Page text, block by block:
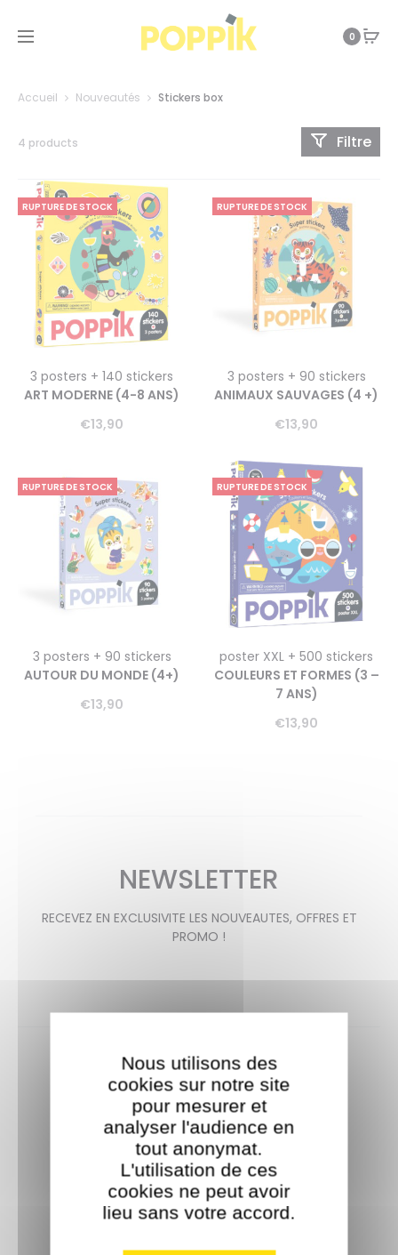
0
Accueil Nouveautés Stickers box
4 products Filtre
RUPTURE DE STOCK
3 posters + 140 stickers
ART MODERNE (4-8 ANS)
€13,90
RUPTURE DE STOCK
3 posters + 90 stickers
ANIMAUX SAUVAGES (4 +)
€13,90
RUPTURE DE STOCK
3 posters + 90 stickers
AUTOUR DU MONDE (4+)
€13,90
RUPTURE DE STOCK
poster XXL + 500 stickers
COULEURS ET FORMES (3 –
7 ANS)
€13,90
NEWSLETTER
RECEVEZ EN EXCLUSIVITE LES NOUVEAUTES, OFFRES ET
PROMO !
Livraison offerte
À partir de 35€ d'achat.
Nous utilisons des
cookies sur notre site
pour mesurer et
analyser l'audience en
tout anonymat.
L'utilisation de ces
cookies ne peut avoir
lieu sans votre accord.​